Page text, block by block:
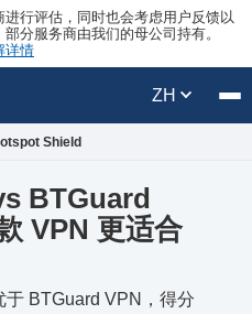
行评估，同时也会考虑用户反馈以
分服务商由我们的母公司持有。
详情
ZH
Shield
BTGuard
VPN 更适合
BTGuard VPN，得分